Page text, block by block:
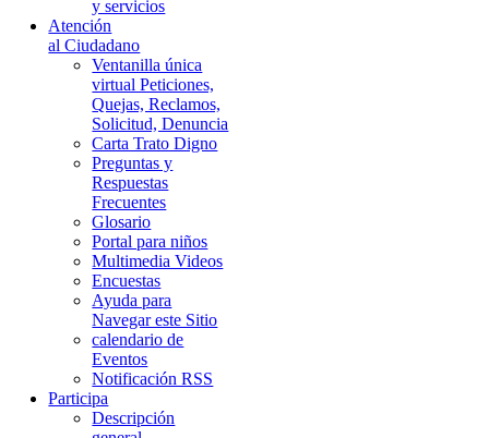
y servicios
Atención
al Ciudadano
Ventanilla única
virtual Peticiones,
Quejas, Reclamos,
Solicitud, Denuncia
Carta Trato Digno
Preguntas y
Respuestas
Frecuentes
Glosario
Portal para niños
Multimedia Videos
Encuestas
Ayuda para
Navegar este Sitio
calendario de
Eventos
Notificación RSS
Participa
Descripción